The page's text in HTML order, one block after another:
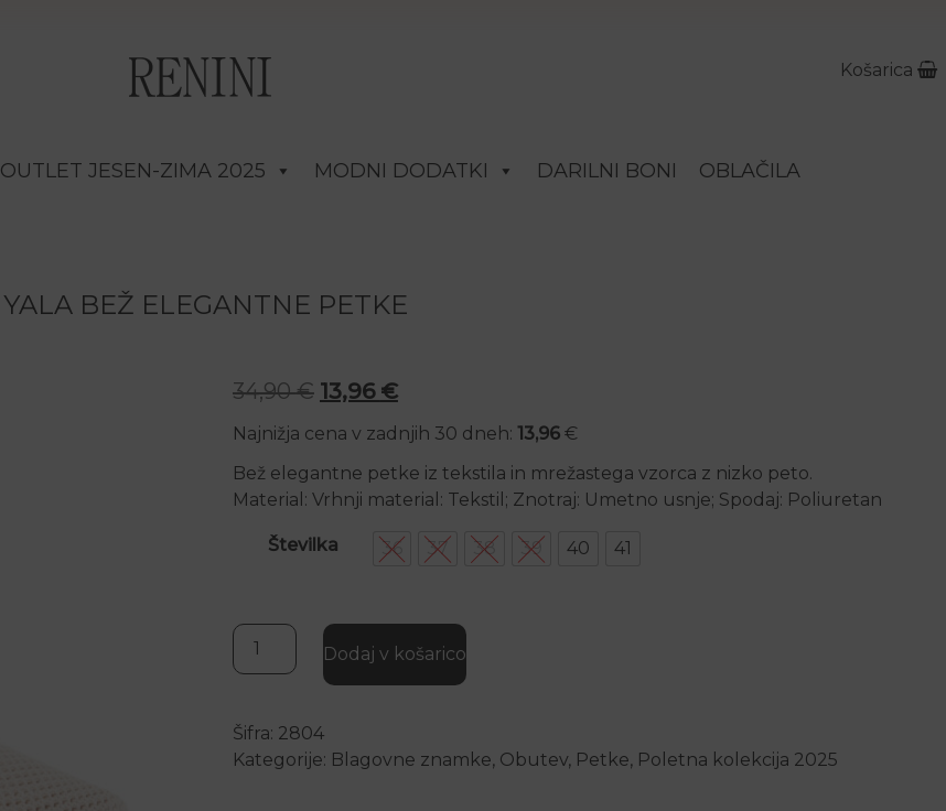
Košarica
OUTLET JESEN-ZIMA 2025 MODNI DODATKI DARILNI BONI OBLAČILA
YALA BEŽ ELEGANTNE PETKE
34,90€ Izvirna cena je bila: 34,90 €.
13,96 €Trenutna cena je: 13,96 €.
Najnižja cena v zadnjih 30 dneh: 13,96 €
Bež elegantne petke iz tekstila in mrežastega vzorca z nizko peto.
Material: Vrhnji material: Tekstil; Znotraj: Umetno usnje; Spodaj: Poliuretan
Številka 36 37 38 39 40 41
Yala Bež elegantne petke količina
Dodaj v košarico
Šifra: 2804
Kategorije: Blagovne znamke, Obutev, Petke, Poletna kolekcija 2025